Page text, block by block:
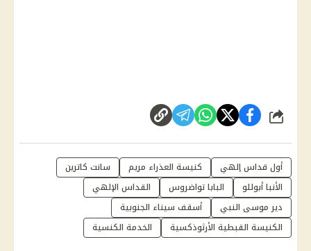
شارك
أول قداس إلهي كنيسة العذراء مريم
سانت كاترين
الأنبا أبوللو
البابا تواضروس
القداس الإلهي
دير موسى النبي
أسقف سيناء الجنوبية
الكنيسة القبطية الأرثوذكسية
الخدمة الكنسية